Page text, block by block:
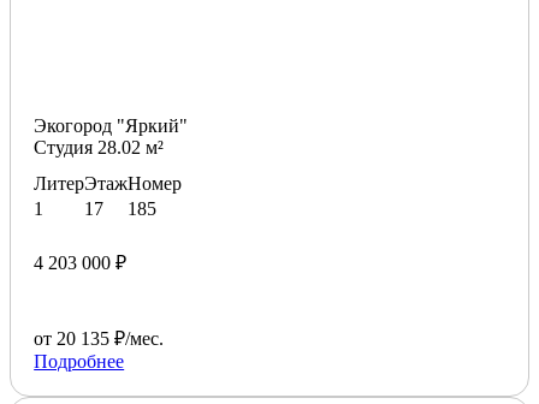
Экогород "Яркий"
Студия 28.02 м²
Литер
1
Этаж
17
Номер
185
4 203 000 ₽
от 20 135 ₽/мес.
Подробнее